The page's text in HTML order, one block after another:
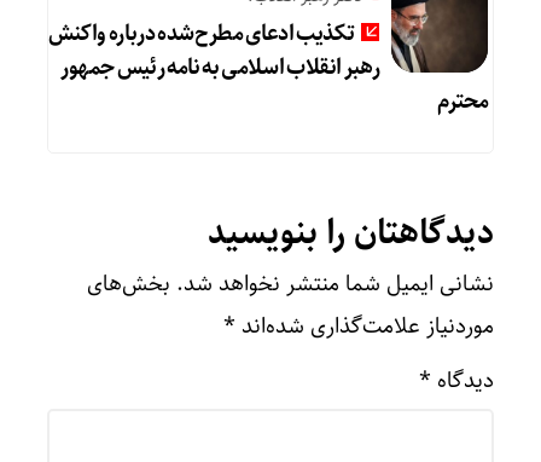
تکذیب ادعای مطرح‌شده درباره واکنش
رهبر انقلاب اسلامی به نامه رئیس جمهور
محترم
دیدگاهتان را بنویسید
نشانی ایمیل شما منتشر نخواهد شد. بخش‌های
موردنیاز علامت‌گذاری شده‌اند *
دیدگاه *